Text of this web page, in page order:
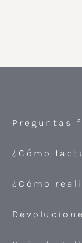
Preguntas
¿Cómo
¿Cómo